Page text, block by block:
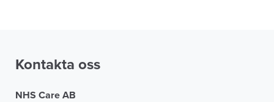
Kontakta oss
NHS Care AB